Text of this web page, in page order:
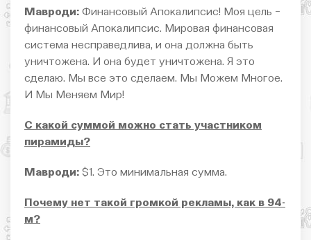
Мавроди: Финансовый Апокалипсис! Моя цель −
финансовый Апокалипсис. Мировая финансовая
система несправедлива, и она должна быть
уничтожена. И она будет уничтожена. Я это
сделаю. Мы все это сделаем. Мы Можем Многое.
И Мы Меняем Мир!
С какой суммой можно стать участником
пирамиды?
Мавроди: $1. Это минимальная сумма.
Почему нет такой громкой рекламы, как в 94-
м?